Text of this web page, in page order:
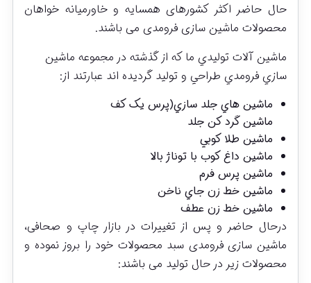
حال حاضر اکثر کشورهای همسایه و خاورمیانه خواهان
محصولات ماشین سازی فرومدی می باشند.
ماشين آلات توليدي ما که از گذشته در مجموعه ماشين
سازي فرومدي طراحي و توليد گردیده اند عبارتند از:
ماشين هاي جلد سازي(پرس يک کف
ماشين گرد کن جلد
ماشين طلا کوبي
ماشين داغ کوب با توناژ بالا
ماشين پرس فرم
ماشين خط زن جاي ناخن
ماشين خط زن عطف
درحال حاضر و پس از تغییرات در بازار چاپ و صحافی،
ماشین سازی فرومدی سبد محصولات خود را بروز نموده و
محصولات زیر در حال تولید می باشند: